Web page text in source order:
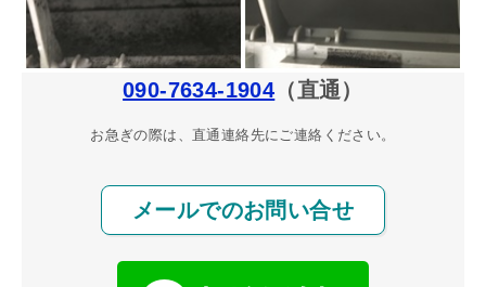
090-7634-1904 （直通）
お急ぎの際は、直通連絡先にご連絡ください。
メールでのお問い合せ